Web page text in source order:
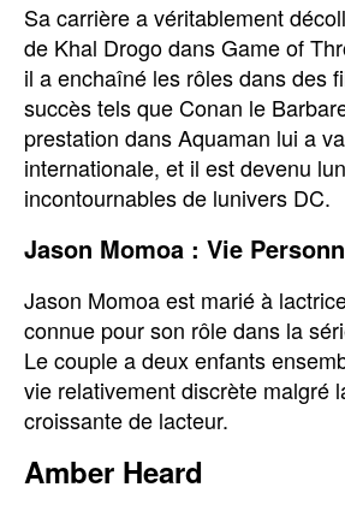
Sa carrière a véritablement
de Khal Drogo dans Game of
il a enchaîné les rôles dans des
succès tels que Conan le
prestation dans Aquaman lui a
internationale, et il est devenu
incontournables de lunivers DC.
Jason Momoa : Vie
Jason Momoa est marié à
connue pour son rôle dans la
Le couple a deux enfants
vie relativement discrète malgré
croissante de lacteur.
Amber Heard